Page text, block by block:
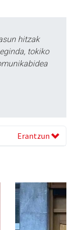
hitzak
tokiko
Erantzun